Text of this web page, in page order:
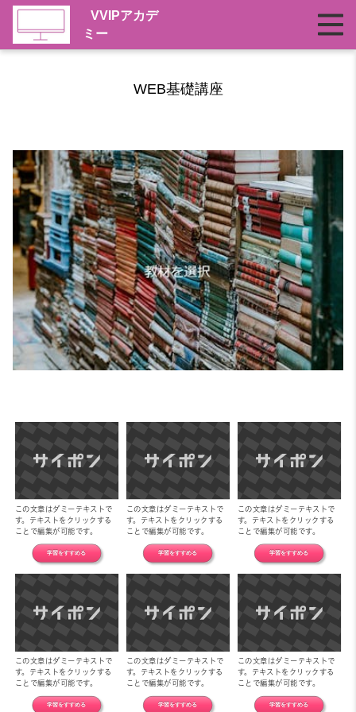
VVIPアカデ
ミー
WEB基礎講座
この文章はダミーテキストで
す。テキストをクリックする
ことで編集が可能です。
学習をすすめる
この文章はダミーテキストで
す。テキストをクリックする
ことで編集が可能です。
学習をすすめる
この文章はダミーテキストで
す。テキストをクリックする
ことで編集が可能です。
学習をすすめる
この文章はダミーテキストで
す。テキストをクリックする
ことで編集が可能です。
学習をすすめる
この文章はダミーテキストで
す。テキストをクリックする
ことで編集が可能です。
学習をすすめる
この文章はダミーテキストで
す。テキストをクリックする
ことで編集が可能です。
学習をすすめる